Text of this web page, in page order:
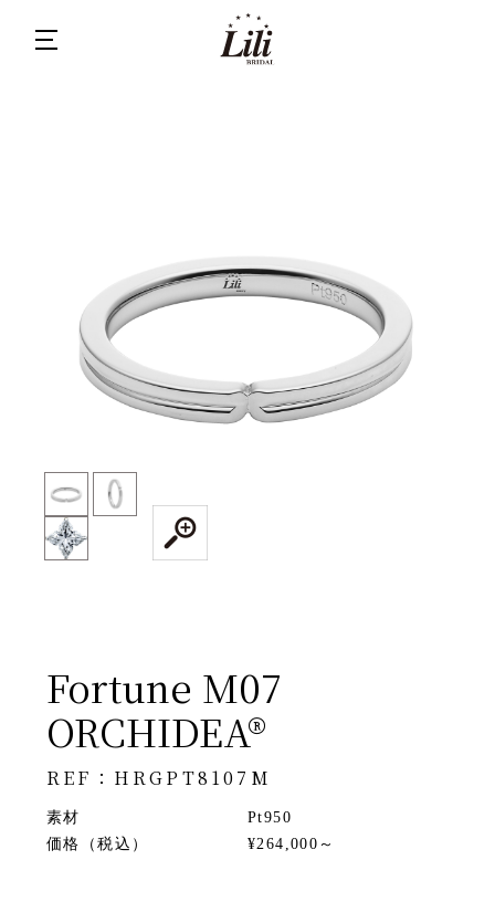
Fortune M07
ORCHIDEA®
REF：HRGPT8107M
素材
価格（税込）
Pt950
¥264,000～